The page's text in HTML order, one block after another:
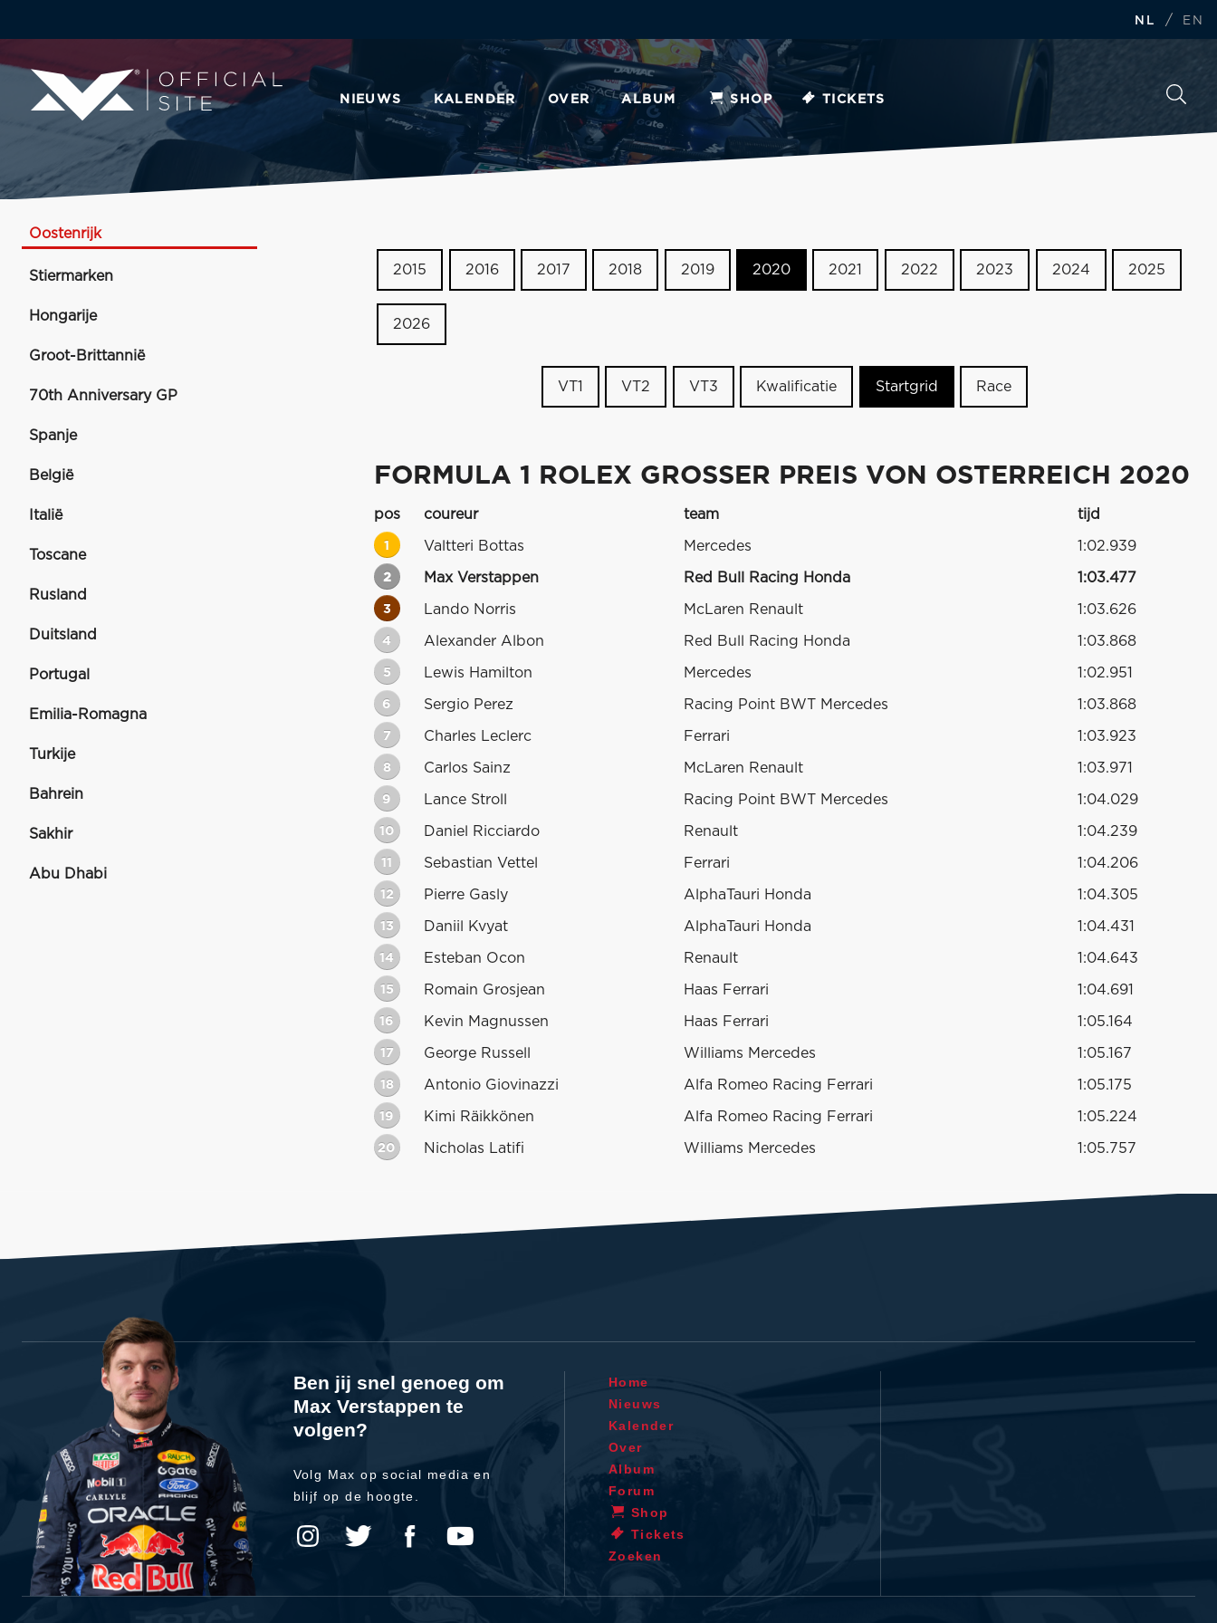
NL / EN
NIEUWS KALENDER OVER ALBUM SHOP TICKETS
Oostenrijk
Stiermarken
Hongarije
Groot-Brittannië
70th Anniversary GP
Spanje
België
Italië
Toscane
Rusland
Duitsland
Portugal
Emilia-Romagna
Turkije
Bahrein
Sakhir
Abu Dhabi
2015 2016 2017 2018 2019 2020 2021 2022 2023 2024 2025
2026
VT1 VT2 VT3 Kwalificatie Startgrid Race
FORMULA 1 ROLEX GROSSER PREIS VON OSTERREICH 2020
pos coureur team tijd
1 Valtteri Bottas Mercedes 1:02.939
2 Max Verstappen Red Bull Racing Honda 1:03.477
3 Lando Norris McLaren Renault 1:03.626
4 Alexander Albon Red Bull Racing Honda 1:03.868
5 Lewis Hamilton Mercedes 1:02.951
6 Sergio Perez Racing Point BWT Mercedes 1:03.868
7 Charles Leclerc Ferrari 1:03.923
8 Carlos Sainz McLaren Renault 1:03.971
9 Lance Stroll Racing Point BWT Mercedes 1:04.029
10 Daniel Ricciardo Renault 1:04.239
11 Sebastian Vettel Ferrari 1:04.206
12 Pierre Gasly AlphaTauri Honda 1:04.305
13 Daniil Kvyat AlphaTauri Honda 1:04.431
14 Esteban Ocon Renault 1:04.643
15 Romain Grosjean Haas Ferrari 1:04.691
16 Kevin Magnussen Haas Ferrari 1:05.164
17 George Russell Williams Mercedes 1:05.167
18 Antonio Giovinazzi Alfa Romeo Racing Ferrari 1:05.175
19 Kimi Räikkönen Alfa Romeo Racing Ferrari 1:05.224
20 Nicholas Latifi Williams Mercedes 1:05.757
Ben jij snel genoeg om
Max Verstappen te
volgen?
Volg Max op social media en
blijf op de hoogte.
Home
Nieuws
Kalender
Over
Album
Forum
Shop
Tickets
Zoeken